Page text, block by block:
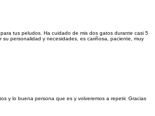
tus peludos. Ha cuidado de mis dos gatos durante casi 5
personalidad y necesidades, es cariñosa, paciente, muy
y lo buena persona que es y volveremos a repetir. Gracias